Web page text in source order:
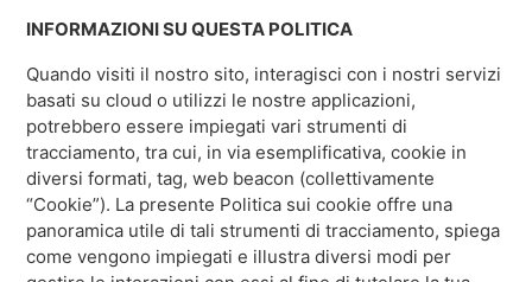
Sci
Distribuzione
App mobile
Intelligenza
Horizon
INFORMAZIONI SU QUESTA POLITICA
Quando visiti il nostro sito, interagisci con i nostri servizi
basati su cloud o utilizzi le nostre applicazioni,
potrebbero essere impiegati vari strumenti di
tracciamento, tra cui, in via esemplificativa, cookie in
diversi formati, tag, web beacon (collettivamente
“Cookie”). La presente Politica sui cookie offre una
panoramica utile di tali strumenti di tracciamento, spiega
come vengono impiegati e illustra diversi modi per